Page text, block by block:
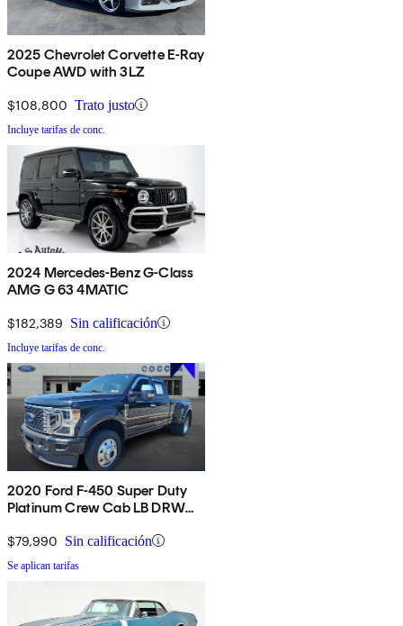
2025 Chevrolet Corvette E-Ray
Coupe AWD with 3LZ
$108,800 Trato justo
Incluye tarifas de conc.
2024 Mercedes-Benz G-Class
AMG G 63 4MATIC
$182,389 Sin calificación
Incluye tarifas de conc.
2020 Ford F-450 Super Duty
Platinum Crew Cab LB DRW
$79,990 Sin calificación
Se aplican tarifas